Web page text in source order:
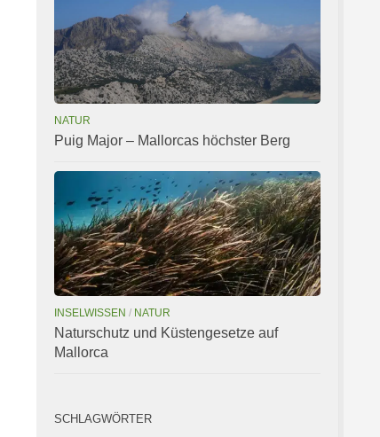
NATUR
Puig Major – Mallorcas höchster Berg
INSELWISSEN / NATUR
Naturschutz und Küstengesetze auf
Mallorca
SCHLAGWÖRTER